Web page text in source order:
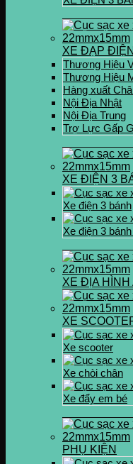
XE ĐẠP
Thương Hiệu
Thương Hiệu
Hàng xuất
Nội Địa Nhật
Nội Địa Trung
Trợ Lực Gấp
XE ĐIỆN 3
Xe điện 3 bánh
Xe điện 3
XE ĐỊA HÌNH
XE
Xe scooter
Xe chòi chân
Xe đẩy em bé
PHỤ KIỆN